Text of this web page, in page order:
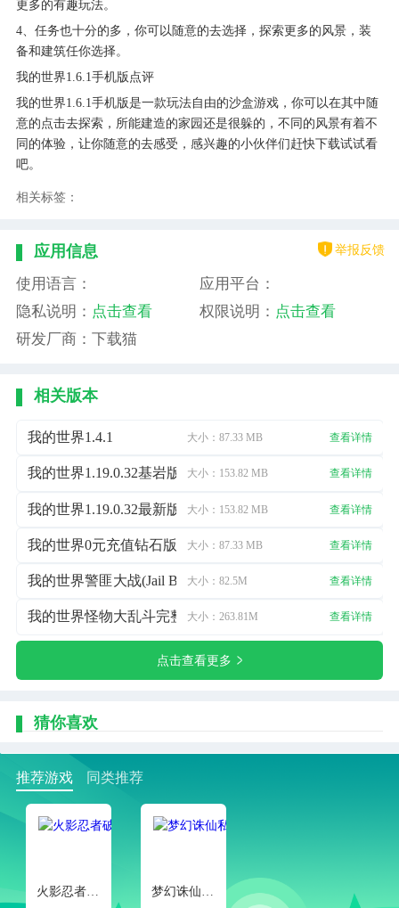
更多的有趣玩法。
4、任务也十分的多，你可以随意的去选择，探索更多的风景，装
备和建筑任你选择。
我的世界1.6.1手机版点评
我的世界1.6.1手机版是一款玩法自由的沙盒游戏，你可以在其中随
意的点击去探索，所能建造的家园还是很躲的，不同的风景有着不
同的体验，让你随意的去感受，感兴趣的小伙伴们赶快下载试试看
吧。
相关标签：
应用信息 举报反馈
使用语言：
应用平台：
隐私说明： 点击查看 权限说明： 点击查看
研发厂商：下载猫
相关版本
我的世界1.4.1 大小：87.33 MB 查看详情
我的世界1.19.0.32基岩版 大小：153.82 MB 查看详情
我的世界1.19.0.32最新版 大小：153.82 MB 查看详情
我的世界0元充值钻石版 大小：87.33 MB 查看详情
我的世界警匪大战(Jail Break)大小：82.5M 查看详情
我的世界怪物大乱斗完整版大小：263.81M 查看详情
点击查看更多
猜你喜欢
推荐游戏 同类推荐
火影忍者破解版全忍者